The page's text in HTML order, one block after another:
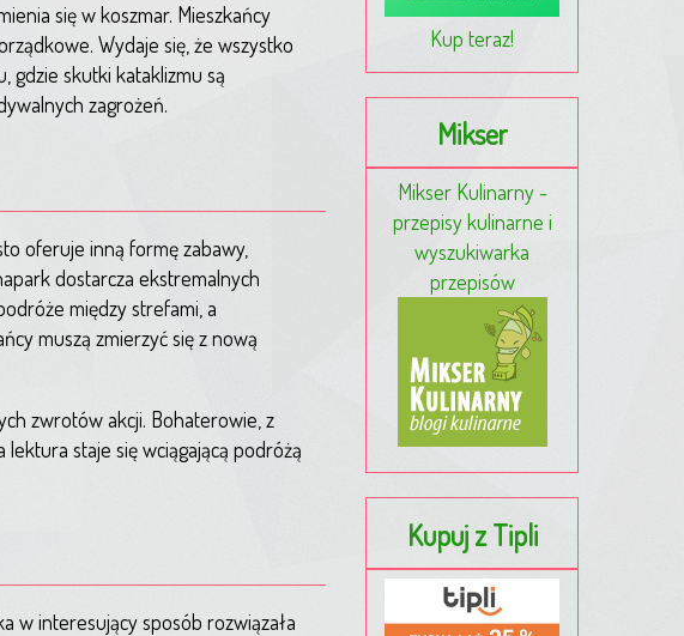
się w koszmar. Mieszkańcy
Wydaje się, że wszystko
gdzie skutki kataklizmu są
zagrożeń.
oferuje inną formę zabawy,
dostarcza ekstremalnych
między strefami, a
muszą zmierzyć się z nową
zwrotów akcji. Bohaterowie, z
staje się wciągającą podróżą
w interesujący sposób rozwiązała
Kup teraz!
Mikser
Mikser Kulinarny -
przepisy kulinarne i
wyszukiwarka
przepisów
Kupuj z Tipli